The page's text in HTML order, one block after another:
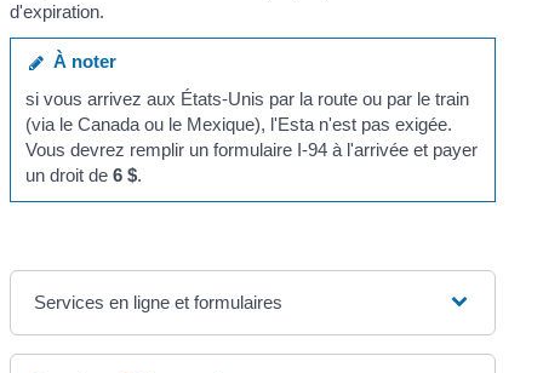
d'expiration.
À noter
si vous arrivez aux États-Unis par la route ou par le train
(via le Canada ou le Mexique), l'Esta n'est pas exigée.
Vous devrez remplir un formulaire I-94 à l'arrivée et payer
un droit de 6 $.
Services en ligne et formulaires